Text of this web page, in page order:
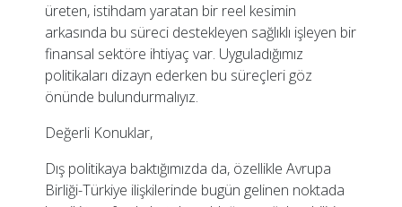
üreten, istihdam yaratan bir reel kesimin
arkasında bu süreci destekleyen sağlıklı işleyen bir
finansal sektöre ihtiyaç var. Uyguladığımız
politikaları dizayn ederken bu süreçleri göz
önünde bulundurmalıyız.
Değerli Konuklar,
Dış politikaya baktığımızda da, özellikle Avrupa
Birliği-Türkiye ilişkilerinde bugün gelinen noktada